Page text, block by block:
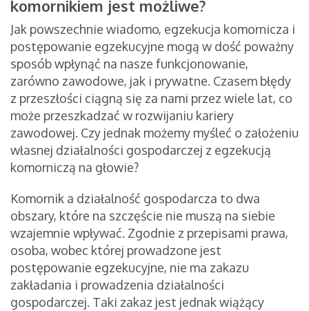
komornikiem jest możliwe?
Jak powszechnie wiadomo, egzekucja komornicza i
postępowanie egzekucyjne mogą w dość poważny
sposób wpłynąć na nasze funkcjonowanie,
zarówno zawodowe, jak i prywatne. Czasem błędy
z przeszłości ciągną się za nami przez wiele lat, co
może przeszkadzać w rozwijaniu kariery
zawodowej. Czy jednak możemy myśleć o założeniu
własnej działalności gospodarczej z egzekucją
komorniczą na głowie?
Komornik a działalność gospodarcza to dwa
obszary, które na szczęście nie muszą na siebie
wzajemnie wpływać. Zgodnie z przepisami prawa,
osoba, wobec której prowadzone jest
postępowanie egzekucyjne, nie ma zakazu
zakładania i prowadzenia działalności
gospodarczej. Taki zakaz jest jednak wiążący